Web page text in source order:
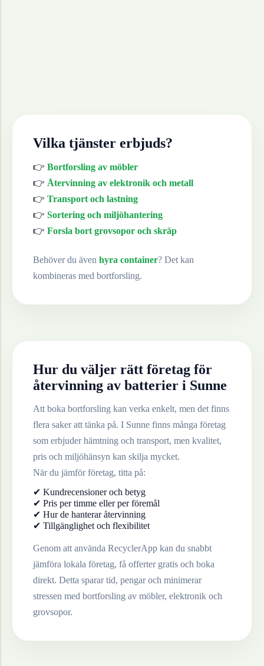
Vilka tjänster erbjuds?
👉 Bortforsling av möbler
👉 Återvinning av elektronik och metall
👉 Transport och lastning
👉 Sortering och miljöhantering
👉 Forsla bort grovsopor och skräp
Behöver du även hyra container? Det kan
kombineras med bortforsling.
Hur du väljer rätt företag för
återvinning av batterier i Sunne
Att boka bortforsling kan verka enkelt, men det finns
flera saker att tänka på. I Sunne finns många företag
som erbjuder hämtning och transport, men kvalitet,
pris och miljöhänsyn kan skilja mycket.
När du jämför företag, titta på:
✔ Kundrecensioner och betyg
✔ Pris per timme eller per föremål
✔ Hur de hanterar återvinning
✔ Tillgänglighet och flexibilitet
Genom att använda RecyclerApp kan du snabbt
jämföra lokala företag, få offerter gratis och boka
direkt. Detta sparar tid, pengar och minimerar
stressen med bortforsling av möbler, elektronik och
grovsopor.